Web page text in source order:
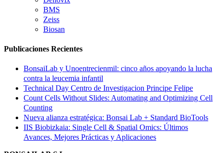
BMS
Zeiss
Biosan
Publicaciones Recientes
BonsaiLab y Unoentrecienmil: cinco años apoyando la lucha
contra la leucemia infantil
Technical Day Centro de Investigacion Principe Felipe
Count Cells Without Slides: Automating and Optimizing Cell
Counting
Nueva alianza estratégica: Bonsai Lab + Standard BioTools
IIS Biobizkaia: Single Cell & Spatial Omics: Últimos
Avances, Mejores Prácticas y Aplicaciones